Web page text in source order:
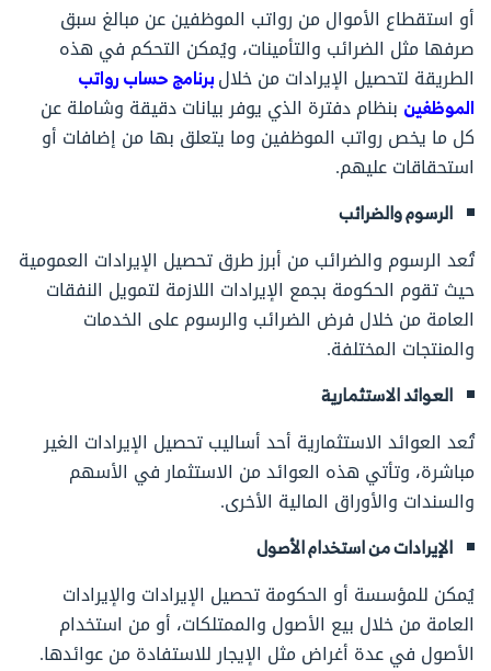
أو استقطاع الأموال من رواتب الموظفين عن مبالغ سبق
صرفها مثل الضرائب والتأمينات، ويُمكن التحكم في هذه
الطريقة لتحصيل الإيرادات من خلالبرنامج حساب رواتب
الموظفين بنظام دفترة الذي يوفر بيانات دقيقة وشاملة عن
كل ما يخص رواتب الموظفين وما يتعلق بها من إضافات أو
استحقاقات عليهم.
الرسوم والضرائب
تُعد الرسوم والضرائب من أبرز طرق تحصيل الإيرادات العمومية
حيث تقوم الحكومة بجمع الإيرادات اللازمة لتمويل النفقات
العامة من خلال فرض الضرائب والرسوم على الخدمات
والمنتجات المختلفة.
العوائد الاستثمارية
تُعد العوائد الاستثمارية أحد أساليب تحصيل الإيرادات الغير
مباشرة، وتأتي هذه العوائد من الاستثمار في الأسهم
والسندات والأوراق المالية الأخرى.
الإيرادات من استخدام الأصول
يُمكن للمؤسسة أو الحكومة تحصيل الإيرادات والإيرادات
العامة من خلال بيع الأصول والممتلكات، أو من استخدام
الأصول في عدة أغراض مثل الإيجار للاستفادة من عوائدها.